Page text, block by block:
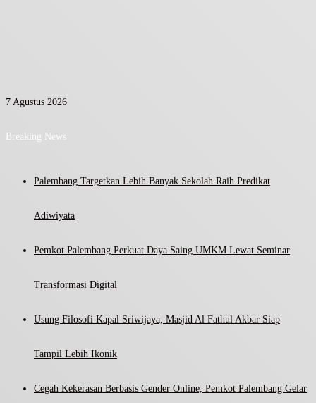
7 Agustus 2026
Breaking News
Palembang Targetkan Lebih Banyak Sekolah Raih Predikat
Adiwiyata
Pemkot Palembang Perkuat Daya Saing UMKM Lewat Seminar
Transformasi Digital
Usung Filosofi Kapal Sriwijaya, Masjid Al Fathul Akbar Siap
Tampil Lebih Ikonik
Cegah Kekerasan Berbasis Gender Online, Pemkot Palembang Gelar